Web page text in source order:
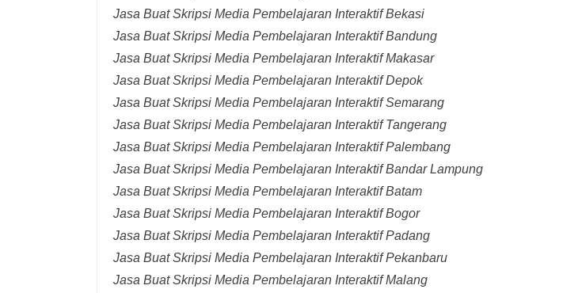
Jasa Buat Skripsi Media Pembelajaran Interaktif Bekasi
Jasa Buat Skripsi Media Pembelajaran Interaktif Bandung
Jasa Buat Skripsi Media Pembelajaran Interaktif Makasar
Jasa Buat Skripsi Media Pembelajaran Interaktif Depok
Jasa Buat Skripsi Media Pembelajaran Interaktif Semarang
Jasa Buat Skripsi Media Pembelajaran Interaktif Tangerang
Jasa Buat Skripsi Media Pembelajaran Interaktif Palembang
Jasa Buat Skripsi Media Pembelajaran Interaktif Bandar Lampung
Jasa Buat Skripsi Media Pembelajaran Interaktif Batam
Jasa Buat Skripsi Media Pembelajaran Interaktif Bogor
Jasa Buat Skripsi Media Pembelajaran Interaktif Padang
Jasa Buat Skripsi Media Pembelajaran Interaktif Pekanbaru
Jasa Buat Skripsi Media Pembelajaran Interaktif Malang